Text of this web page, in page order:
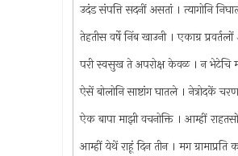
उदंड संपत्ति सदनीं असतां । त्यागोनि
तेहतीस वर्षे निंब खाउनी । एकाग्र
परी स्वसुख ते अपरोक्ष केवळ । न भेटेचि
ऐसें बोलोनि साष्टांग घातले । नेत्रोदकें
ऐक बापा माझी वचनोक्ति । आम्हीं
आम्हीं येथें राहूं दिन तीन । मग